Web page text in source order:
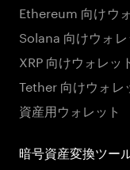
Ethereum 向けウ
Solana 向けウォレ
XRP 向けウォレッ
Tether 向けウォレ
資産用ウォレット
暗号資産変換ツー